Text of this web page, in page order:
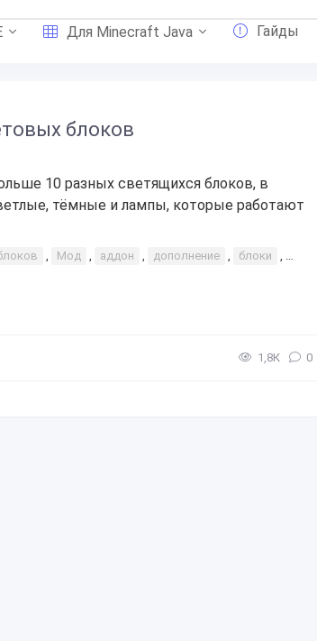
Для Minecraft Java Гайды
блоков
10 разных светящихся блоков, в
тёмные и лампы, которые работают
, Мод , аддон , дополнение , блоки ,
1,8К 0